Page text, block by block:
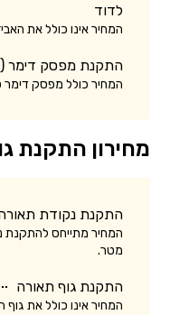
לדוד
המחיר אינו כולל את
התקנת מפסק דימר
המחיר כולל מפסק דימר
מחירון התקנת
התקנת נקודת
מטר.
התקנת גוף תאורה
המחיר אינו כולל את